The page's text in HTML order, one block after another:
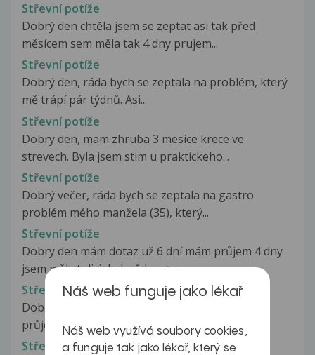
Střevní potíže
Dobrý den chtěla jsem se zeptat asi tak před
měsícem sem měla tak 4 dny prujem...
Střevní potíže
Dobrý den, ráda bych se zeptala na problém, který
mě trápí pár týdnů. Asi...
Střevní potíže
Dobry den, mam zhruba 3 mesice krece ve
strevech. Byla jsem stim u praktickeho...
Střevní potíže
Dobrý večer, ráda bych se zeptala na gastro
problém mého manžela (35), který...
Střevní potíže
Dobry den mám dotaz už 6 dní mám průjem 4 dny
jsem měl stolici do hněda a ty...
Střevní potíže
Dobrý den, od 15. srpna mě trápil dlouhodobý
průjem,měla jsem uplé kreče...
Střevní potíže
Náš web funguje jako lékař
Náš web využívá soubory cookies,
a funguje tak jako lékař, který se